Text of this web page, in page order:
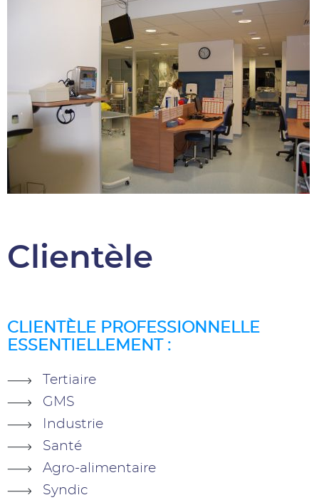
Clientèle
CLIENTÈLE PROFESSIONNELLE
ESSENTIELLEMENT :
Tertiaire
GMS
Industrie
Santé
Agro-alimentaire
Syndic